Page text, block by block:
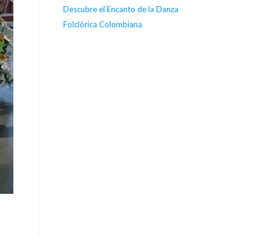
Descubre el Encanto de la Danza
Folclórica Colombiana